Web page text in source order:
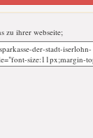
zu ihrer webseite;